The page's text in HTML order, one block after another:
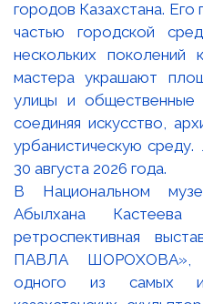
В Национальном
Абылхана Кастеева
ретроспективная
ПАВЛА ШОРОХОВА»,
одного из самых